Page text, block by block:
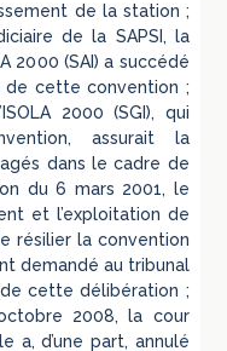
de la station ;
de la SAPSI, la
2000 (SAI) a succédé
de cette convention ;
2000 (SGI), qui
assurait la
dans le cadre de
du 6 mars 2001, le
et l’exploitation de
résilier la convention
demandé au tribunal
de cette délibération ;
2008, la cour
a, d’une part, annulé